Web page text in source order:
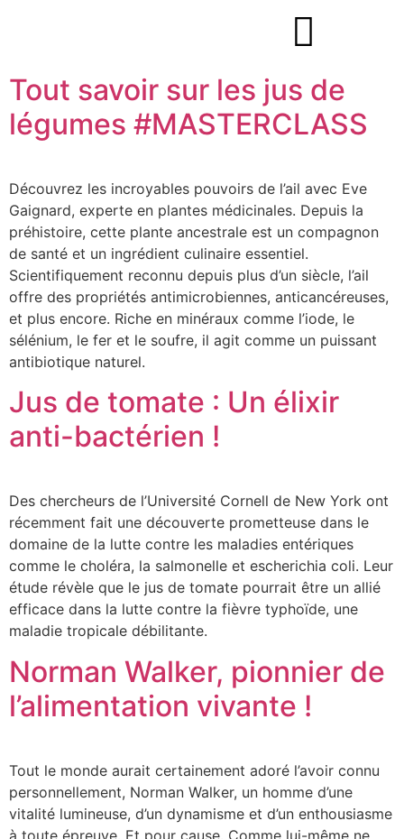
Tout savoir sur les jus de
légumes #MASTERCLASS
Découvrez les incroyables pouvoirs de l’ail avec Eve
Gaignard, experte en plantes médicinales. Depuis la
préhistoire, cette plante ancestrale est un compagnon
de santé et un ingrédient culinaire essentiel.
Scientifiquement reconnu depuis plus d’un siècle, l’ail
offre des propriétés antimicrobiennes, anticancéreuses,
et plus encore. Riche en minéraux comme l’iode, le
sélénium, le fer et le soufre, il agit comme un puissant
antibiotique naturel.
Jus de tomate : Un élixir
anti-bactérien !
Des chercheurs de l’Université Cornell de New York ont
récemment fait une découverte prometteuse dans le
domaine de la lutte contre les maladies entériques
comme le choléra, la salmonelle et escherichia coli. Leur
étude révèle que le jus de tomate pourrait être un allié
efficace dans la lutte contre la fièvre typhoïde, une
maladie tropicale débilitante.
Norman Walker, pionnier de
l’alimentation vivante !
Tout le monde aurait certainement adoré l’avoir connu
personnellement, Norman Walker, un homme d’une
vitalité lumineuse, d’un dynamisme et d’un enthousiasme
à toute épreuve. Et pour cause. Comme lui-même ne